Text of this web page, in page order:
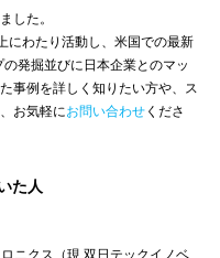
した。
にわたり活動し、米国での最新
発掘並びに日本企業とのマッ
事例を詳しく知りたい方や、ス
お気軽にお問い合わせくださ
た人
ニクス（現 双日テックイノベ